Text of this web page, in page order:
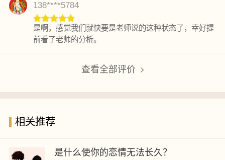
138****5784
是啊，感觉我们就快要是老师说的这种状态了，幸好提
前看了老师的分析。
查看全部评价
相关推荐
是什么使你的恋情无法长久？